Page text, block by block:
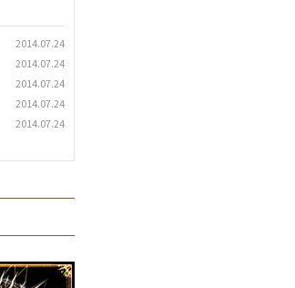
2014.07.24
2014.07.24
2014.07.24
2014.07.24
2014.07.24